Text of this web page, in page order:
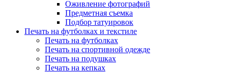
Оживление фотографий
Предметная съемка
Подбор татуировок
Печать на футболках и текстиле
Печать на футболках
Печать на спортивной одежде
Печать на подушках
Печать на кепках